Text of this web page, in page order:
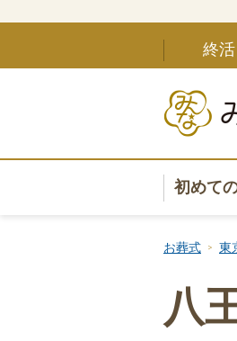
終活
初めて
お葬式 東
八